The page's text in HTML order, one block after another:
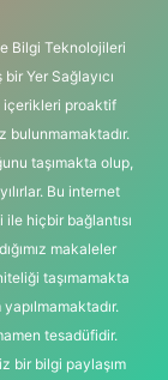
Bilgi Teknolojileri
Yer Sağlayıcı
içerikleri proaktif
bulunmamaktadır.
taşımakta olup,
Bu internet
hiçbir bağlantısı
makaleler
taşımamakta
tesadüfidir.
bir bilgi paylaşım